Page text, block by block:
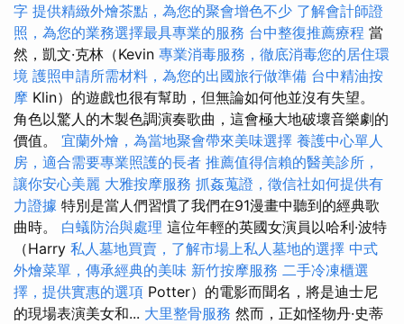
字 提供精緻外燴茶點，為您的聚會增色不少 了解會計師證
照，為您的業務選擇最具專業的服務 台中整復推薦療程 當
然，凱文·克林（Kevin 專業消毒服務，徹底消毒您的居住環
境 護照申請所需材料，為您的出國旅行做準備 台中精油按
摩 Klin）的遊戲也很有幫助，但無論如何他並沒有失望。
角色以驚人的木製色調演奏歌曲，這會極大地破壞音樂劇的
價值。 宜蘭外燴，為當地聚會帶來美味選擇 養護中心單人
房，適合需要專業照護的長者 推薦值得信賴的醫美診所，
讓你安心美麗 大雅按摩服務 抓姦蒐證，徵信社如何提供有
力證據 特別是當人們習慣了我們在91漫畫中聽到的經典歌
曲時。 白蟻防治與處理 這位年輕的英國女演員以哈利·波特
（Harry 私人墓地買賣，了解市場上私人墓地的選擇 中式
外燴菜單，傳承經典的美味 新竹按摩服務 二手冷凍櫃選
擇，提供實惠的選項 Potter）的電影而聞名，將是迪士尼
的現場表演美女和... 大里整骨服務 然而，正如怪物丹·史蒂